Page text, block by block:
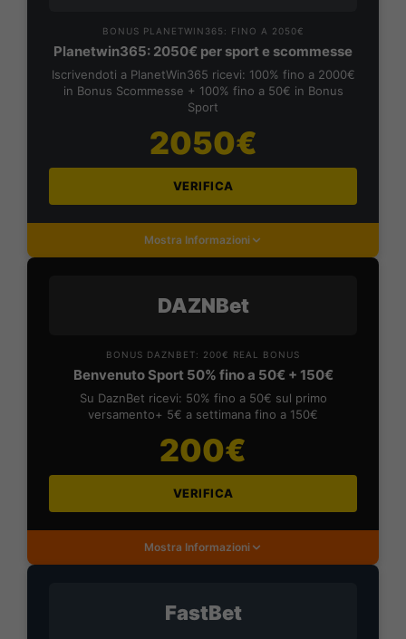
BONUS PLANETWIN365: FINO A 2050€
Planetwin365: 2050€ per sport e scommesse
Iscrivendoti a PlanetWin365 ricevi: 100% fino a 2000€
in Bonus Scommesse + 100% fino a 50€ in Bonus
Sport
2050€
VERIFICA
Mostra Informazioni
DAZNBet
BONUS DAZNBET: 200€ REAL BONUS
Benvenuto Sport 50% fino a 50€ + 150€
Su DaznBet ricevi: 50% fino a 50€ sul primo
versamento+ 5€ a settimana fino a 150€
200€
VERIFICA
Mostra Informazioni
FastBet